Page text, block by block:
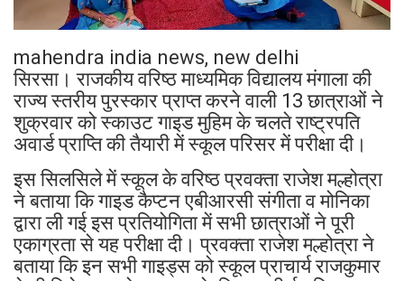
mahendra india news, new delhi
सिरसा। राजकीय वरिष्ठ माध्यमिक विद्यालय मंगाला की
राज्य स्तरीय पुरस्कार प्राप्त करने वाली 13 छात्राओं ने
शुक्रवार को स्काउट गाइड मुहिम के चलते राष्ट्रपति
अवार्ड प्राप्ति की तैयारी में स्कूल परिसर में परीक्षा दी।
इस सिलसिले में स्कूल के वरिष्ठ प्रवक्ता राजेश मल्होत्रा
ने बताया कि गाइड कैप्टन एबीआरसी संगीता व मोनिका
द्वारा ली गई इस प्रतियोगिता में सभी छात्राओं ने पूरी
एकाग्रता से यह परीक्षा दी। प्रवक्ता राजेश मल्होत्रा ने
बताया कि इन सभी गाइड्स को स्कूल प्राचार्य राजकुमार